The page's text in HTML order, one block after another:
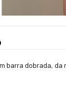
barra dobrada, da